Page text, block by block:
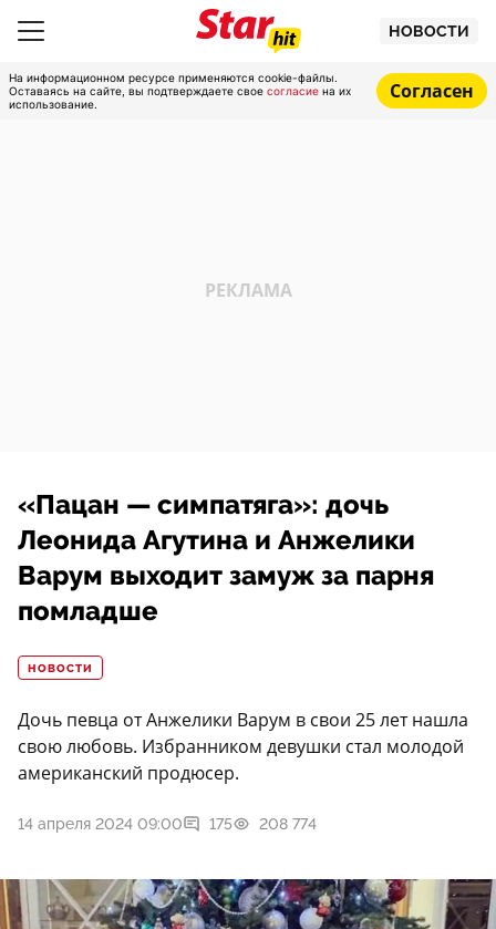
НОВОСТИ
На информационном ресурсе применяются cookie-файлы.
Оставаясь на сайте, вы подтверждаете свое согласие на их
использование.
Согласен
«Пацан — симпатяга»: дочь
Леонида Агутина и Анжелики
Варум выходит замуж за парня
помладше
НОВОСТИ
Дочь певца от Анжелики Варум в свои 25 лет нашла
свою любовь. Избранником девушки стал молодой
американский продюсер.
14 апреля 2024 09:00 175 208 774